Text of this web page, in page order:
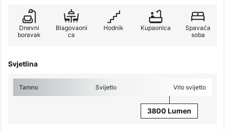
Dnevni
boravak
Blagovaoni
ca
Hodnik Kupaonica
Spavaća
soba
Svjetlina
Tamno Svijetlo Vrlo svijetlo
3800 Lumen